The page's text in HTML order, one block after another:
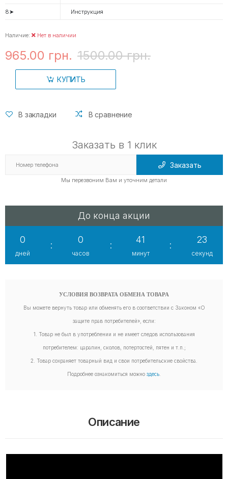
8➤ Инструкция
Наличие: Нет в наличии
965.00 грн. 1500.00 грн.
КУПИТЬ
В закладки В сравнение
Заказать в 1 клик
Заказать
Мы перезвоним Вам и уточним детали
До конца акции
0
дней
:
0
часов
:
41
минут
:
22
секунд
УСЛОВИЯ ВОЗВРАТА ОБМЕНА ТОВАРА
Вы можете вернуть товар или обменять его в соответствии с Законом «О
защите прав потребителей», если:
1. Товар не был в употреблении и не имеет следов использования
потребителем: царапин, сколов, потертостей, пятен и т.п.;
2. Товар сохраняет товарный вид и свои потребительские свойства.
Подробнее ознакомиться можно здесь
Описание